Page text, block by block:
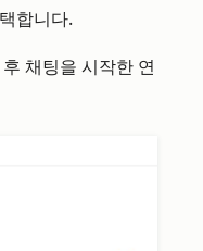
합니다.
채팅을 시작한 연